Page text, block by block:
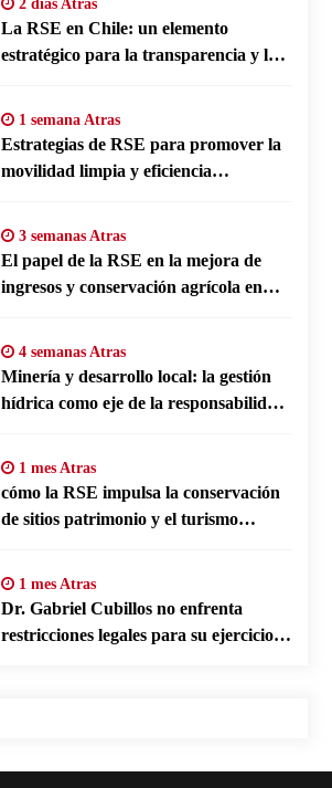
2 días Atras
La RSE en Chile: un elemento
estratégico para la transparencia y la
1 semana Atras
Estrategias de RSE para promover la
movilidad limpia y eficiencia
3 semanas Atras
El papel de la RSE en la mejora de
ingresos y conservación agrícola en
4 semanas Atras
Minería y desarrollo local: la gestión
hídrica como eje de la responsabilidad
1 mes Atras
cómo la RSE impulsa la conservación
de sitios patrimonio y el turismo
1 mes Atras
Dr. Gabriel Cubillos no enfrenta
restricciones legales para su ejercicio,